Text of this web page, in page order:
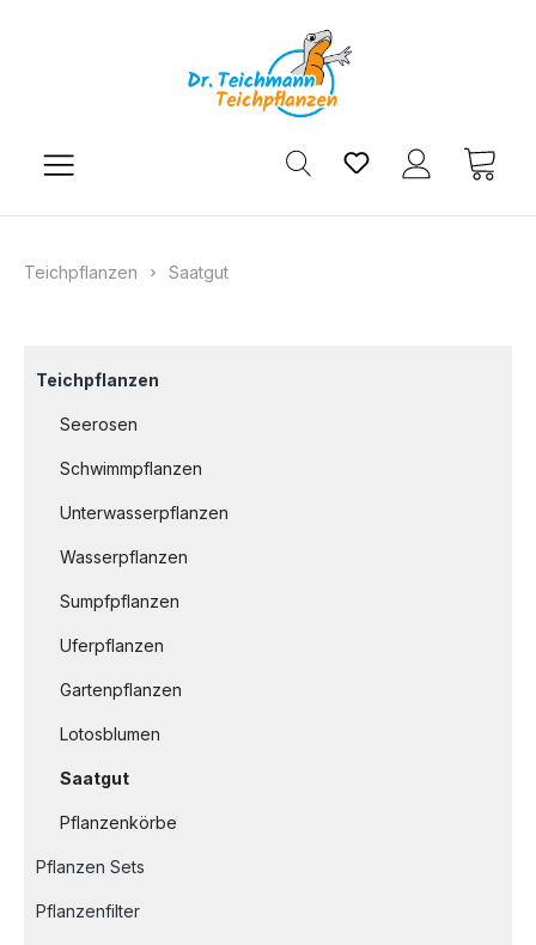
Du hast 0
Teichpflanzen Saatgut
Teichpflanzen
Seerosen
Schwimmpflanzen
Unterwasserpflanzen
Wasserpflanzen
Sumpfpflanzen
Uferpflanzen
Gartenpflanzen
Lotosblumen
Saatgut
Pflanzenkörbe
Pflanzen Sets
Pflanzenfilter